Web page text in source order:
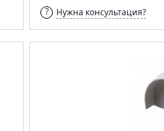
Нужна консультация?